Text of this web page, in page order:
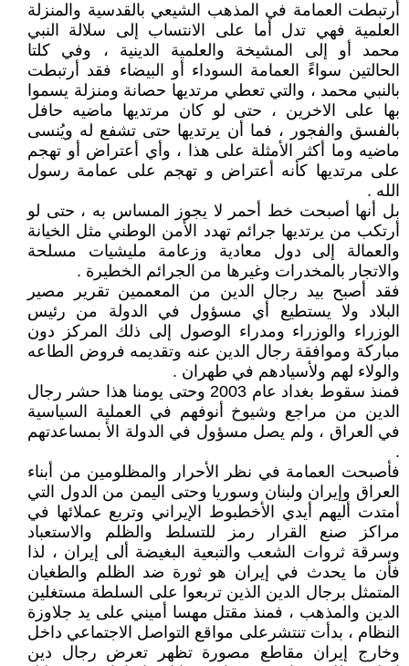
أرتبطت العمامة في المذهب الشيعي بالقدسية والمنزلة
العلمية فهي تدل أما على الانتساب إلى سلالة النبي
محمد أو إلى المشيخة والعلمية الدينية ، وفي كلتا
الحالتين سواءً العمامة السوداء أو البيضاء فقد أرتبطت
بالنبي محمد ، والتي تعطي مرتديها حصانة ومنزلة يسموا
بها على الاخرين ، حتى لو كان مرتديها ماضيه حافل
بالفسق والفجور ، فما أن يرتديها حتى تشفع له ويُنسى
ماضيه وما أكثر الأمثلة على هذا ، وأي أعتراض أو تهجم
على مرتديها كأنه أعتراض و تهجم على عمامة رسول
الله .
بل أنها أصبحت خط أحمر لا يجوز المساس به ، حتى لو
أرتكب من يرتديها جرائم تهدد الأمن الوطني مثل الخيانة
والعمالة إلى دول معادية وزعامة مليشيات مسلحة
والاتجار بالمخدرات وغيرها من الجرائم الخطيرة .
فقد أصبح بيد رجال الدين من المعممين تقرير مصير
البلاد ولا يستطيع أي مسؤول في الدولة من رئيس
الوزراء والوزراء ومدراء الوصول إلى ذلك المركز دون
مباركة وموافقة رجال الدين عنه وتقديمه فروض الطاعه
والولاء لهم ولأسيادهم في طهران .
فمنذ سقوط بغداد عام 2003 وحتى يومنا هذا حشر رجال
الدين من مراجع وشيوخ أنوفهم في العملية السياسية
في العراق ، ولم يصل مسؤول في الدولة الأ بمساعدتهم
.
فأصبحت العمامة في نظر الأحرار والمظلومين من أبناء
العراق وإيران ولبنان وسوريا وحتى اليمن من الدول التي
أمتدت أليهم أيدي الأخطبوط الإيراني وتربع عملائها في
مراكز صنع القرار رمز للتسلط والظلم والاستعباد
وسرقة ثروات الشعب والتبعية البغيضة ألى إيران ، لذا
فأن ما يحدث في إيران هو ثورة ضد الظلم والطغيان
المتمثل برجال الدين الذين تربعوا على السلطة مستغلين
الدين والمذهب ، فمنذ مقتل مهسا أميني على يد جلاوزة
النظام ، بدأت تنتشرعلى مواقع التواصل الاجتماعي داخل
وخارج إيران مقاطع مصورة تظهر تعرض رجال دين